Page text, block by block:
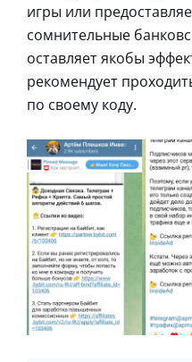
игры или
сомнительные
оставляет якобы
рекомендует
по своему коду.